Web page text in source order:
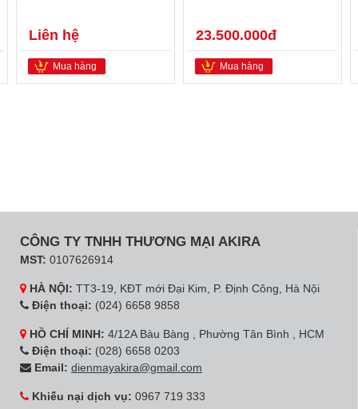
Liên hệ
Mua hàng
23.500.000đ
Mua hàng
CÔNG TY TNHH THƯƠNG MẠI AKIRA
MST: 0107626914
HÀ NỘI: TT3-19, KĐT mới Đại Kim, P. Định Công, Hà Nội
Điện thoại: (024) 6658 9858
HỒ CHÍ MINH: 4/12A Bàu Bàng , Phường Tân Bình , HCM
Điện thoại: (028) 6658 0203
Email: dienmayakira@gmail.com
Khiếu nại dịch vụ: 0967 719 333